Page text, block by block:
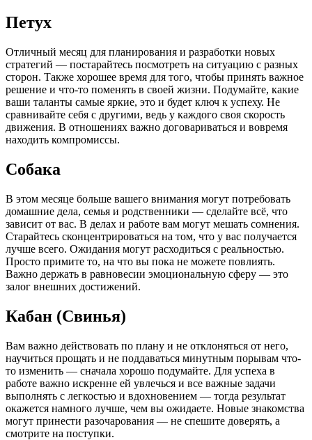
Петух
Отличный месяц для планирования и разработки новых
стратегий — постарайтесь посмотреть на ситуацию с разных
сторон. Также хорошее время для того, чтобы принять важное
решение и что-то поменять в своей жизни. Подумайте, какие
ваши таланты самые яркие, это и будет ключ к успеху. Не
сравнивайте себя с другими, ведь у каждого своя скорость
движения. В отношениях важно договариваться и вовремя
находить компромиссы.
Собака
В этом месяце больше вашего внимания могут потребовать
домашние дела, семья и родственники — сделайте всё, что
зависит от вас. В делах и работе вам могут мешать сомнения.
Старайтесь сконцентрироваться на том, что у вас получается
лучше всего. Ожидания могут расходиться с реальностью.
Просто примите то, на что вы пока не можете повлиять.
Важно держать в равновесии эмоциональную сферу — это
залог внешних достижений.
Кабан (Свинья)
Вам важно действовать по плану и не отклоняться от него,
научиться прощать и не поддаваться минутным порывам что-
то изменить — сначала хорошо подумайте. Для успеха в
работе важно искренне ей увлечься и все важные задачи
выполнять с легкостью и вдохновением — тогда результат
окажется намного лучше, чем вы ожидаете. Новые знакомства
могут принести разочарования — не спешите доверять, а
смотрите на поступки.